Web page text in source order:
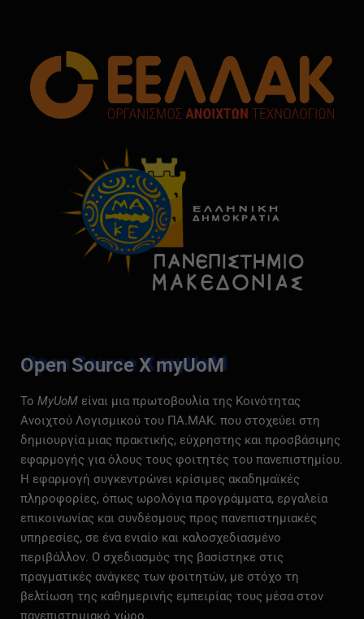
Open Source X myUoM
Το MyUoM είναι μιαπρωτοβουλίατης Κοινότητας
Ανοιχτού Λογισμικού του ΠΑ.ΜΑΚ. που στοχεύει στη
δημιουργία μιας πρακτικής, εύχρηστης και προσβάσιμης
εφαρμογής γιαόλους τους φοιτητές του πανεπιστημίου.
Η εφαρμογή συγκεντρώνει κρίσιμες ακαδημαϊκές
πληροφορίες, όπως ωρολόγιαπρογράμματα, εργαλεία
επικοινωνίας και συνδέσμους προς πανεπιστημιακές
υπηρεσίες, σε ένα ενιαίο και καλοσχεδιασμένο
περιβάλλον. Ο σχεδιασμός της βασίστηκε στις
πραγματικές ανάγκες των φοιτητών, με στόχο τη
βελτίωση της καθημερινής εμπειρίας τους μέσαστον
πανεπιστημιακό χώρο.